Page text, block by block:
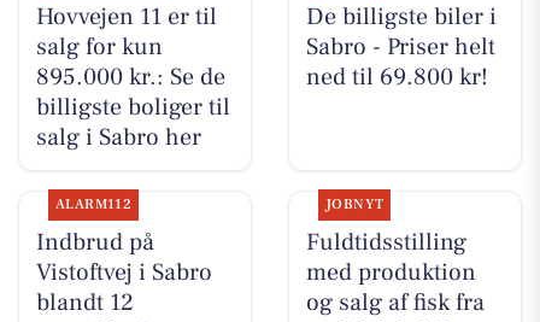
Hovvejen 11 er til
salg for kun
895.000 kr.: Se de
billigste boliger til
salg i Sabro her
De billigste biler i
Sabro - Priser helt
ned til 69.800 kr!
ALARM112
Indbrud på
Vistoftvej i Sabro
blandt 12
JOBNYT
Fuldtidsstilling
med produktion
og salg af fisk fra